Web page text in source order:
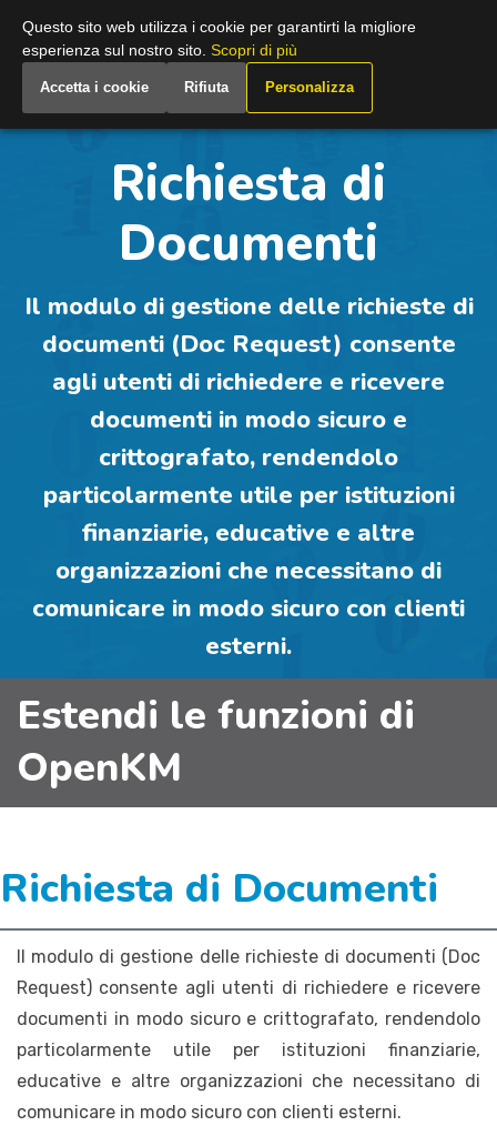
Italy
Richiesta di
Documenti
Il modulo di gestione delle richieste di
documenti (Doc Request) consente
agli utenti di richiedere e ricevere
documenti in modo sicuro e
crittografato, rendendolo
particolarmente utile per istituzioni
finanziarie, educative e altre
organizzazioni che necessitano di
comunicare in modo sicuro con clienti
esterni.
Estendi le funzioni di
OpenKM
Richiesta di Documenti
Il modulo di gestione delle richieste di documenti (Doc
Request) consente agli utenti di richiedere e ricevere
documenti in modo sicuro e crittografato, rendendolo
particolarmente utile per istituzioni finanziarie,
educative e altre organizzazioni che necessitano di
comunicare in modo sicuro con clienti esterni.
Questo sito web utilizza i cookie per garantirti la migliore
esperienza sul nostro sito. Scopri di più
Accetta i cookie Rifiuta Personalizza